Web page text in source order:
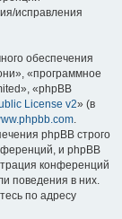
исправления
обеспечения
«программное
«phpBB
License v2» (в
.
phpBB строго
и phpBB
конференций
поведения в них.
по адресу